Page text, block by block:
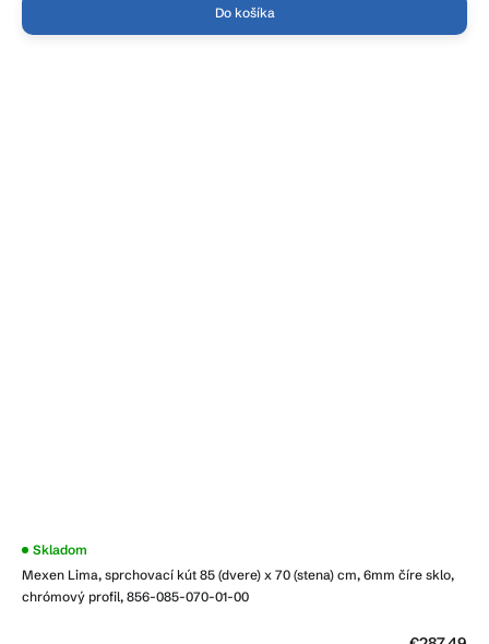
Do košíka
Mexen Lima, sprchovací kút 85 (dvere) x 70 (stena) cm, 6mm číre sklo,
chrómový profil, 856-085-070-01-00
Skladom